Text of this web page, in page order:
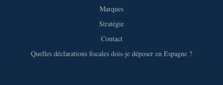
Marques
Stratégie
Contact
Quelles déclarations fiscales dois-je déposer en Espagne ?